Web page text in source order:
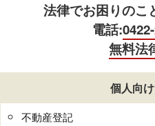
法律でお困りのこ
電話:
無料法
個人向
不動産登記